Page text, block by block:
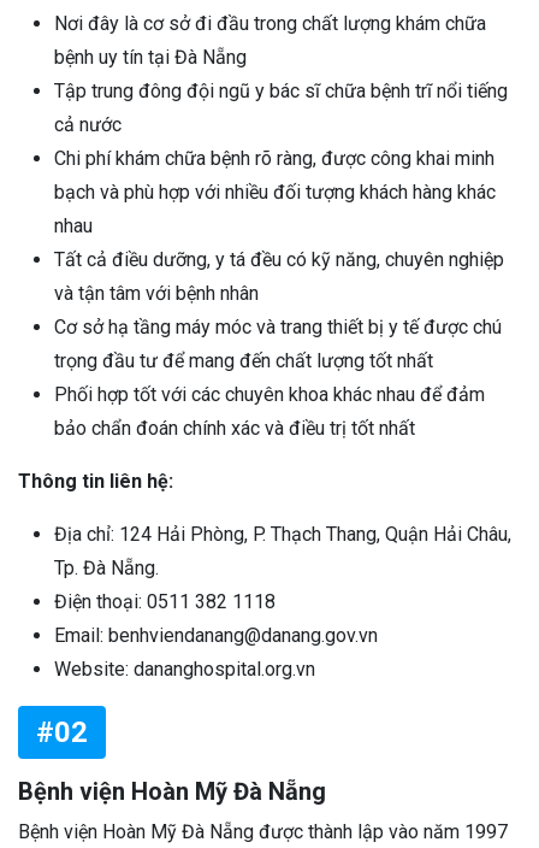
Nơi đây là cơ sở đi đầu trong chất lượng khám chữa
bệnh uy tín tại Đà Nẵng
Tập trung đông đội ngũ y bác sĩ chữa bệnh trĩ nổi tiếng
cả nước
Chi phí khám chữa bệnh rõ ràng, được công khai minh
bạch và phù hợp với nhiều đối tượng khách hàng khác
nhau
Tất cả điều dưỡng, y tá đều có kỹ năng, chuyên nghiệp
và tận tâm với bệnh nhân
Cơ sở hạ tầng máy móc và trang thiết bị y tế được chú
trọng đầu tư để mang đến chất lượng tốt nhất
Phối hợp tốt với các chuyên khoa khác nhau để đảm
bảo chẩn đoán chính xác và điều trị tốt nhất
Thông tin liên hệ:
Địa chỉ: 124 Hải Phòng, P. Thạch Thang, Quận Hải Châu,
Tp. Đà Nẵng.
Điện thoại: 0511 382 1118
Email: benhviendanang@danang.gov.vn
Website: dananghospital.org.vn
#02
Bệnh viện Hoàn Mỹ Đà Nẵng
Bệnh viện Hoàn Mỹ Đà Nẵng được thành lập vào năm 1997